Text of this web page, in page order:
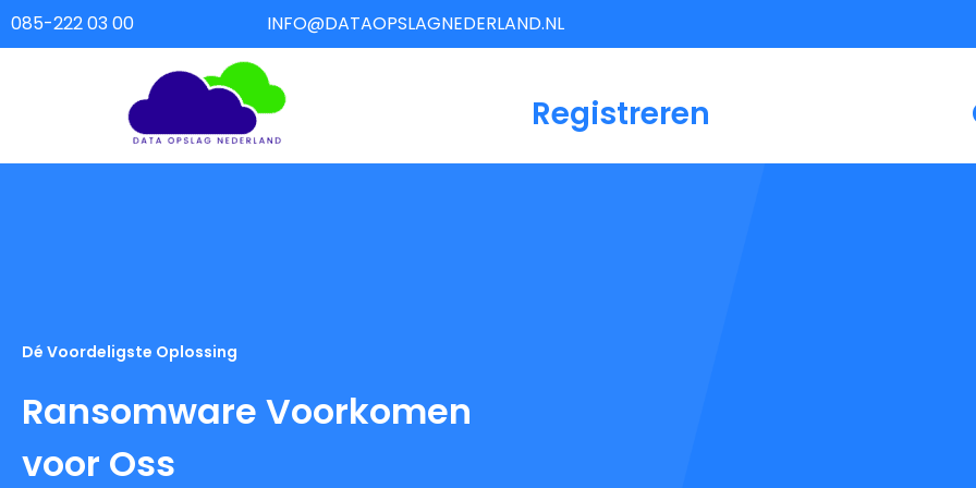
085-222 03 00 INFO@DATAOPSLAGNEDERLAND.NL
Registreren
Dé Voordeligste Oplossing
Ransomware Voorkomen
voor Oss